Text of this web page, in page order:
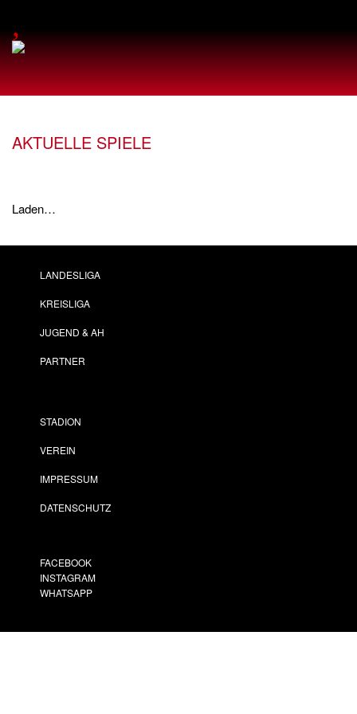
,
AKTUELLE SPIELE
Laden…
LANDESLIGA
KREISLIGA
JUGEND & AH
PARTNER
STADION
VEREIN
IMPRESSUM
DATENSCHUTZ
FACEBOOK
INSTAGRAM
WHATSAPP